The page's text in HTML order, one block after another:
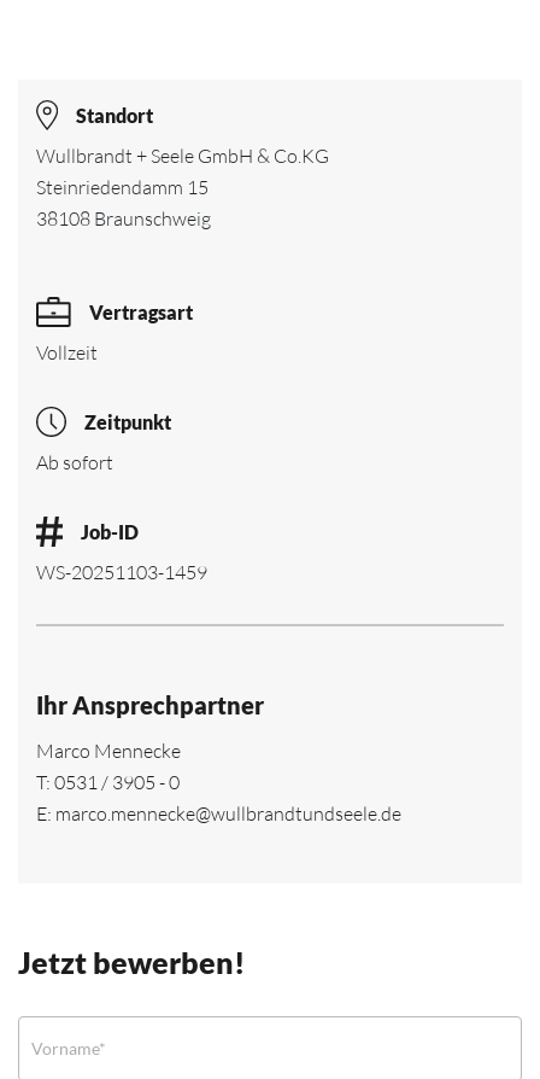
Standort
Wullbrandt + Seele GmbH & Co.KG
Steinriedendamm 15
38108 Braunschweig
Vertragsart
Vollzeit
Zeitpunkt
Ab sofort
Job-ID
WS-20251103-1459
Ihr Ansprechpartner
Marco Mennecke
T: 0531 / 3905 - 0
E: marco.mennecke@wullbrandtundseele.de
Jetzt bewerben!